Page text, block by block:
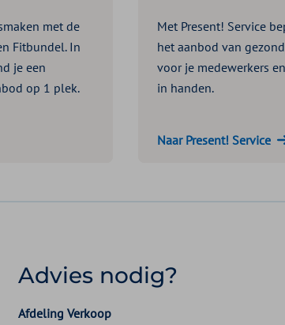
met de
Fitbundel. In
je een
op 1 plek.
Met Present! Service
het aanbod van
voor je medewerkers
in handen.
Naar Present! Service
Advies nodig?
Afdeling Verkoop